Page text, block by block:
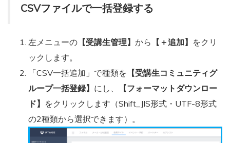
CSVファイルで一括登録する
左メニューの 【受講生管理】 から 【＋追加】 をクリ
ックします。
「CSV一括追加」で種類を 【受講生コミュニティグ
ループ一括登録】 にし、
【フォーマットダウンロー
ド】 をクリックします（Shift_JIS形式・UTF-8形式
の2種類から選択できます）。